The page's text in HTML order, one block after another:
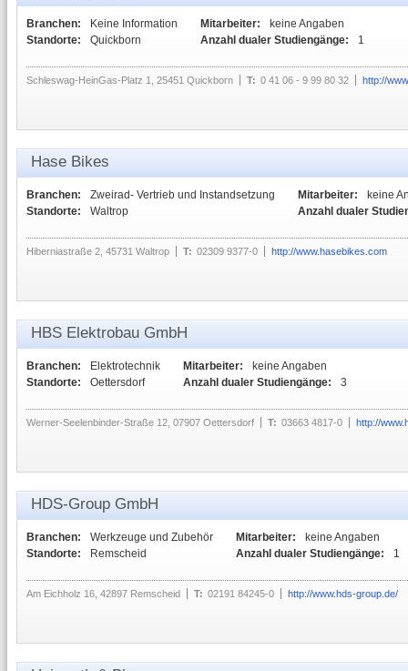
Branchen:
Keine Information
Standorte:
Quickborn
Mitarbeiter:
keine Angaben
Anzahl dualer Studiengänge:
1
Schleswag-HeinGas-Platz 1, 25451 Quickborn T: 0 41 06 - 9 99 80 32 http://
Hase Bikes
Branchen:
Zweirad- Vertrieb und Instandsetzung
Standorte:
Waltrop
Mitarbeiter:
keine
Anzahl dualer
Hiberniastraße 2, 45731 Waltrop T: 02309 9377-0 http://www.hasebikes.com
HBS Elektrobau GmbH
Branchen:
Elektrotechnik
Standorte:
Oettersdorf
Mitarbeiter:
keine Angaben
Anzahl dualer Studiengänge:
3
Werner-Seelenbinder-Straße 12, 07907 Oettersdorf T: 03663 4817-0 http://
HDS-Group GmbH
Branchen:
Werkzeuge und Zubehör
Standorte:
Remscheid
Mitarbeiter:
keine Angaben
Anzahl dualer Studiengänge:
1
Am Eichholz 16, 42897 Remscheid T: 02191 84245-0 http://www.hds-group.de/